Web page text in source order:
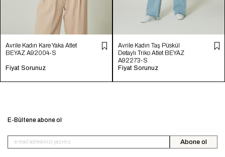
Avrile Kadın Kare Yaka Atlet
BEYAZ A92004-S
Fiyat Sorunuz
Avrile Kadın Taş Püskül
Detaylı Triko Atlet BEYAZ
A92273-S
Fiyat Sorunuz
E-Bültene abone ol
Abone ol